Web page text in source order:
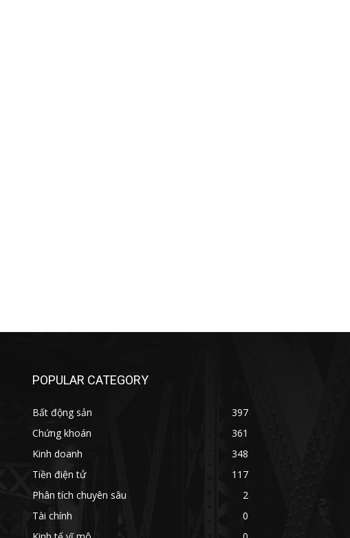
POPULAR CATEGORY
Bất động sản
397
Chứng khoán
361
Kinh doanh
348
Tiền điện tử
117
Phân tích chuyên sâu
2
Tài chính
0